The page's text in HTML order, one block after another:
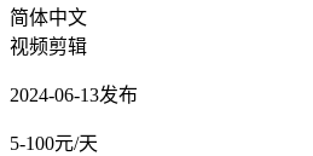
简体中文
视频剪辑
2024-06-13发布
5-100元/天